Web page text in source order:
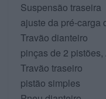
Suspensão
ajuste da pré-carga
Travão
pinças de 2 pistões,
Travão
pistão simples